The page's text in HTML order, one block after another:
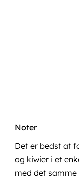
Noter
Det er bedst at
og kiwier i et
med det